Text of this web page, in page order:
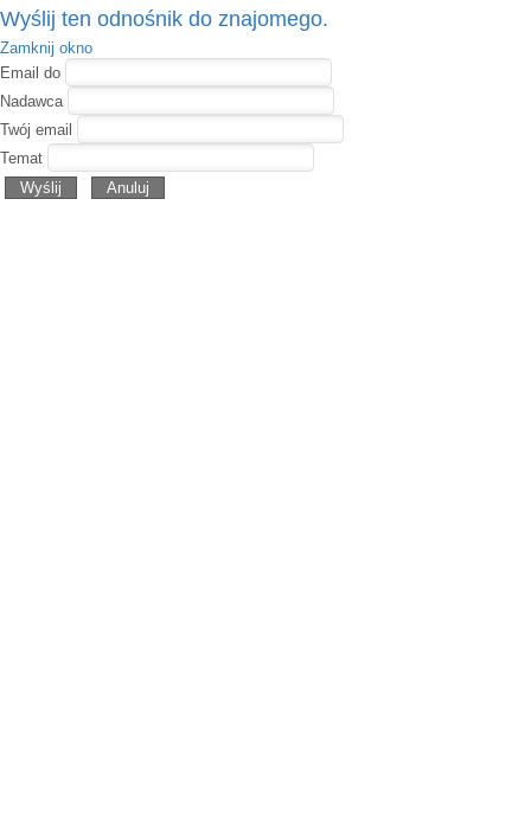
Wyślij ten odnośnik do znajomego.
Zamknij okno
Email do
Nadawca
Twój email
Temat
Wyślij
Anuluj